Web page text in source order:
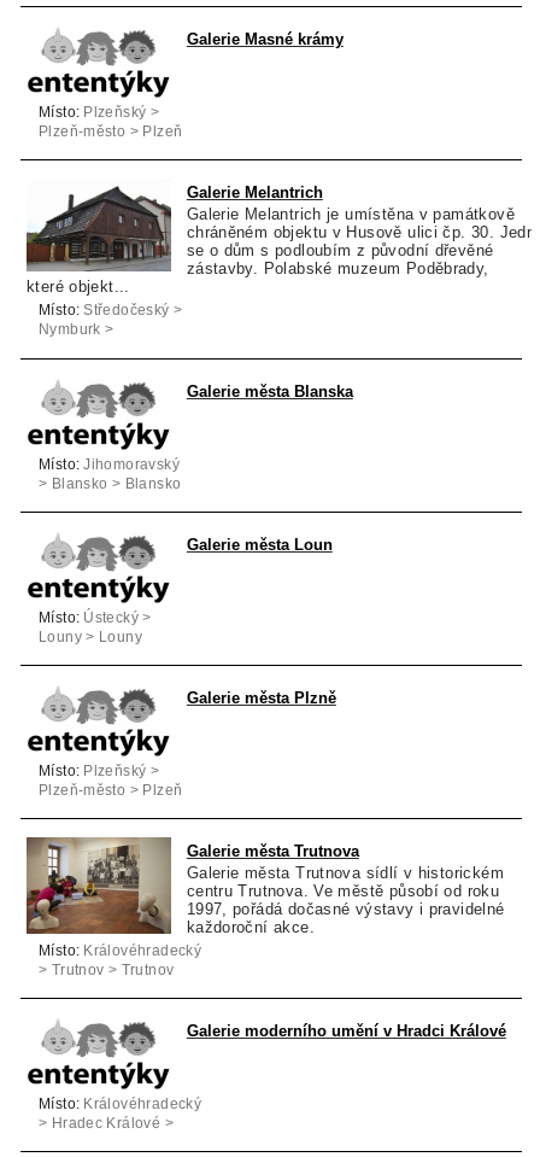
Galerie Masné krámy
Místo: Plzeňský >
Plzeň-město > Plzeň
Galerie Melantrich
Galerie Melantrich je umístěna v památkově
chráněném objektu v Husově ulici čp. 30.
se o dům s podloubím z původní dřevěné
zástavby. Polabské muzeum Poděbrady,
které objekt...
Místo: Středočeský >
Nymburk >
Galerie města Blanska
Místo: Jihomoravský
> Blansko > Blansko
Galerie města Loun
Místo: Ústecký >
Louny > Louny
Galerie města Plzně
Místo: Plzeňský >
Plzeň-město > Plzeň
Galerie města Trutnova
Galerie města Trutnova sídlí v historickém
centru Trutnova. Ve městě působí od roku
1997, pořádá dočasné výstavy i pravidelné
každoroční akce.
Místo: Královéhradecký
> Trutnov > Trutnov
Galerie moderního umění v Hradci Králové
Místo: Královéhradecký
> Hradec Králové >